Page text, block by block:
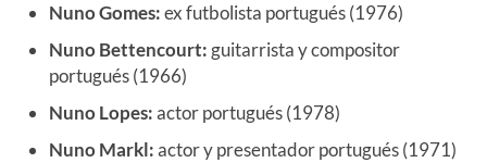
Nuno Gomes:ex futbolista portugués (1976)
Nuno Bettencourt: guitarrista y compositor
portugués (1966)
Nuno Lopes:actor portugués (1978)
Nuno Markl:actor y presentador portugués (1971)